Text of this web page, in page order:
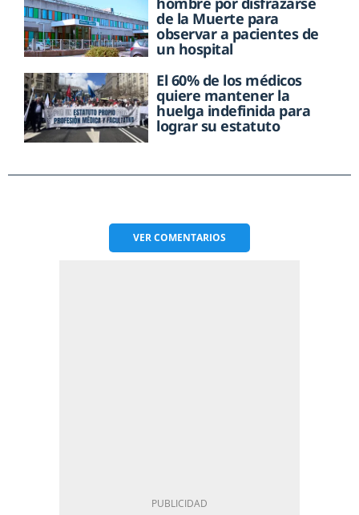
de la Muerte para
observar a pacientes de
un hospital
El 60% de los médicos
quiere mantener la
huelga indefinida para
lograr su estatuto
VERCOMENTARIOS